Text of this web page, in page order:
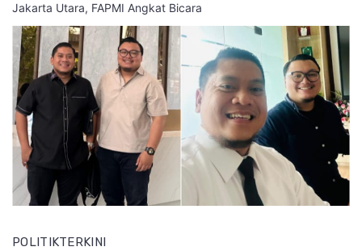
Jakarta Utara, FAPMI Angkat Bicara
POLITIKTERKINI